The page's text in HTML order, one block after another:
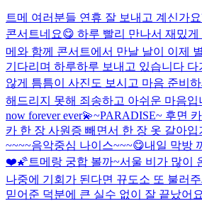
트메 여러분들 연휴 잘 보내고 계신가
콘서트네요😋 하루 빨리 만나서 재밌
메와 함께 콘서트에서 만날 날이 이제
기다리며 하루하루 보내고 있습니다
않게 틈틈이 사진도 보시고 마음 준비
해드리지 못해 죄송하고 아쉬운 마음
now forever ever💫~PARADISE~ 후면
카 한 장 사원증 빼면서 한 장 옷 갈아
~~~~음악중심 나이스~~~😋내일 막방
❤️🌠 트메랑 궁합 볼까~서울 비가 많이
나중에 기회가 된다면 뀨도소 또 불러
믿어준 덕분에 큰 실수 없이 잘 끝났어